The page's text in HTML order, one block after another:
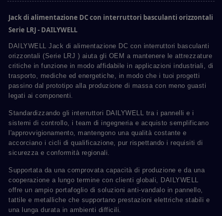
Jack di alimentazione DC con interruttori basculanti orizzontali
Serie LRJ - DAILYWELL
DAILYWELL Jack di alimentazione DC con interruttori basculanti
orizzontali (Serie LRJ ) aiuta gli OEM a mantenere le attrezzature
critiche in funzione in modo affidabile in applicazioni industriali, di
trasporto, mediche ed energetiche, in modo che i tuoi progetti
passino dal prototipo alla produzione di massa con meno guasti
legati ai componenti.
Standardizzando gli interruttori DAILYWELL tra i pannelli e i
sistemi di controllo, i team di ingegneria e acquisto semplificano
l'approvvigionamento, mantengono una qualità costante e
accorciano i cicli di qualificazione, pur rispettando i requisiti di
sicurezza e conformità regionali.
Supportata da una comprovata capacità di produzione e da una
cooperazione a lungo termine con clienti globali, DAILYWELL
offre un ampio portafoglio di soluzioni anti-vandalo in pannello,
tattile e metalliche che supportano prestazioni elettriche stabili e
una lunga durata in ambienti difficili.